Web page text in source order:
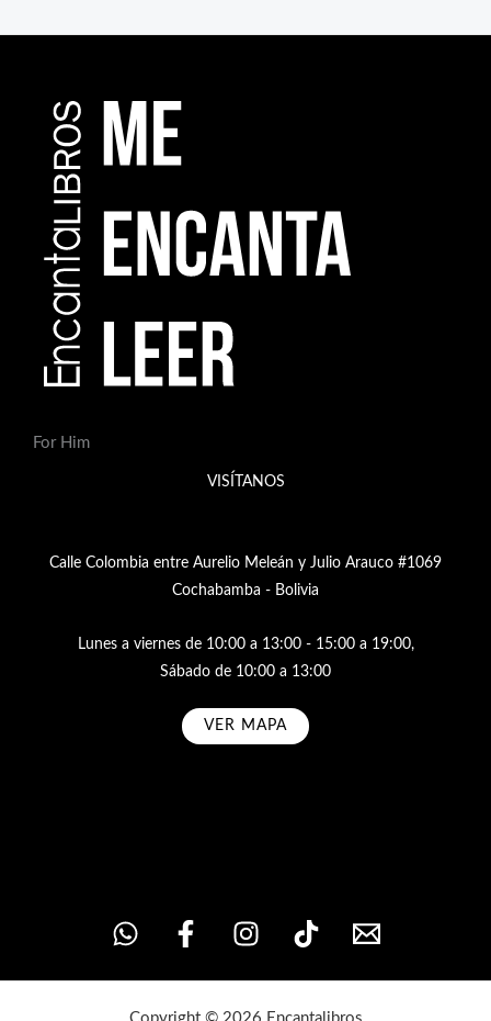
For Him
VISÍTANOS
Calle Colombia entre Aurelio Meleán y Julio Arauco #1069
Cochabamba - Bolivia
Lunes a viernes de 10:00 a 13:00 - 15:00 a 19:00,
Sábado de 10:00 a 13:00
VER MAPA